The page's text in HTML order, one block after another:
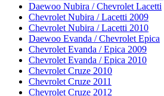
Daewoo Nubira / Chevrolet Lacetti
Chevrolet Nubira / Lacetti 2009
Chevrolet Nubira / Lacetti 2010
Daewoo Evanda / Chevrolet Epica
Chevrolet Evanda / Epica 2009
Chevrolet Evanda / Epica 2010
Chevrolet Cruze 2010
Chevrolet Cruze 2011
Chevrolet Cruze 2012